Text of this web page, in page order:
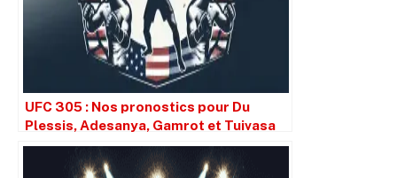
UFC 305 : Nos pronostics pour Du
Plessis, Adesanya, Gamrot et Tuivasa